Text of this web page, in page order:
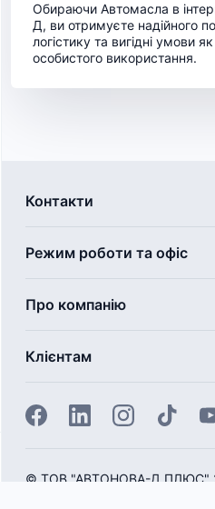
Обираючи Автомасла в
Д, ви отримуєте надійного
логістику та вигідні умови
особистого використання.
Контакти
Режим роботи та офіс
Про компанію
Клієнтам
© ТОВ "АВТОНОВА-Д ПЛЮС"